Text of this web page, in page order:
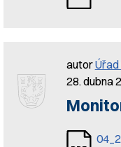
autor
28. dubna